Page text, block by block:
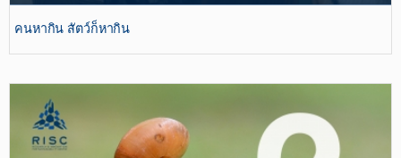
คนหากิน สัตว์ก็หากิน